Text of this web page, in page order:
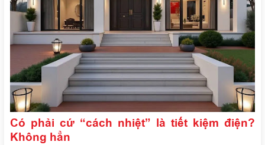
Có phải cứ “cách nhiệt” là tiết kiệm điện?
Không hẳn